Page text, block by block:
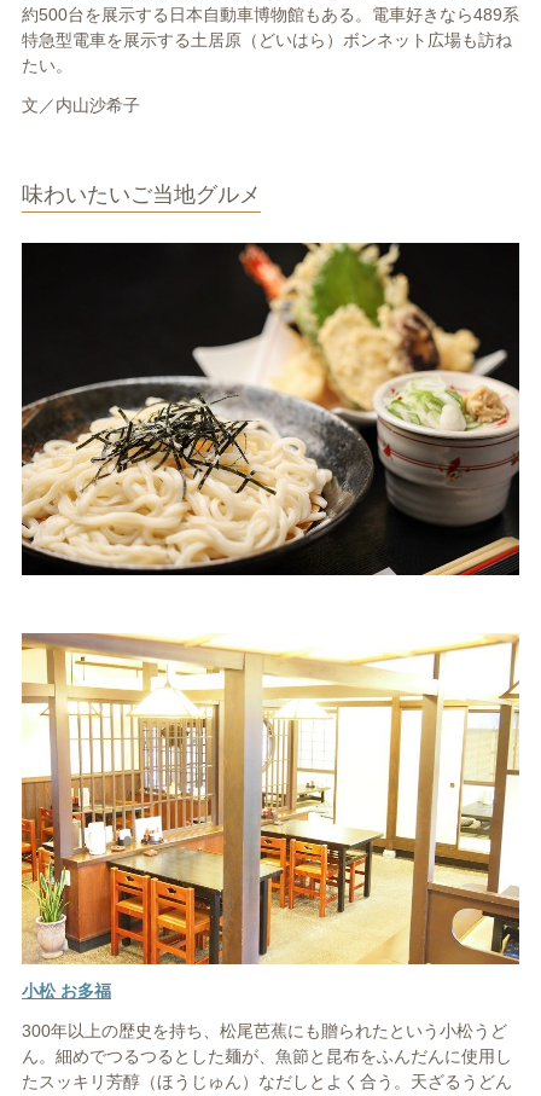
約500台を展示する日本自動車博物館もある。電車好きなら489系
特急型電車を展示する土居原（どいはら）ボンネット広場も訪ね
たい。
文／内山沙希子
味わいたいご当地グルメ
小松 お多福
300年以上の歴史を持ち、松尾芭蕉にも贈られたという小松うど
ん。細めでつるつるとした麺が、魚節と昆布をふんだんに使用し
たスッキリ芳醇（ほうじゅん）なだしとよく合う。天ざるうどん